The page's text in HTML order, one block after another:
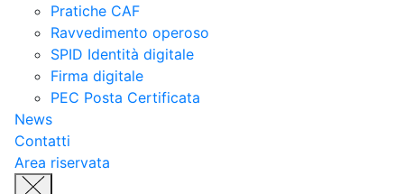
Pratiche CAF
Ravvedimento operoso
SPID Identità digitale
Firma digitale
PEC Posta Certificata
News
Contatti
Area riservata